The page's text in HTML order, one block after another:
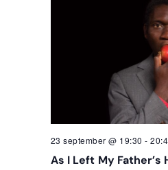
As I Left My Father’s
23 september @ 19:30 -